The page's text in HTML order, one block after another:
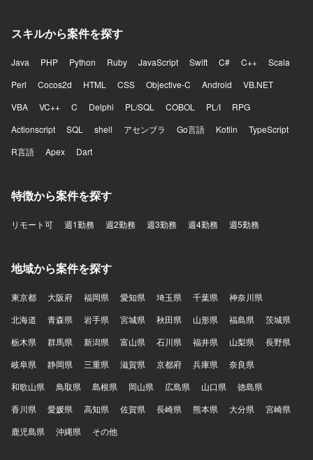
スキルから案件を探す
Java PHP Python Ruby JavaScript Swift C# C++
Scala
Perl
Cocos2d HTML CSS Objective-C Android
VB.NET
VBA
VC++ C Delphi PL/SQL COBOL PL/I
RPG
Actionscript
SQL shell アセンブラ Go言語 Kotlin
TypeScript
R言語
Apex Dart
特徴から案件を探す
リモート可 週1勤務 週2勤務 週3勤務 週4勤務 週5勤務
地域から案件を探す
東京都 大阪府 福岡県 愛知県 埼玉県 千葉県
神奈川県
北海道
青森県 岩手県 宮城県 秋田県 山形県 福島県
茨城県
栃木県
群馬県 新潟県 富山県 石川県 福井県 山梨県
長野県
岐阜県
静岡県 三重県 滋賀県 京都府 兵庫県
奈良県
和歌山県
鳥取県 島根県 岡山県 広島県 山口県
徳島県
香川県
愛媛県 高知県 佐賀県 長崎県 熊本県 大分県
宮崎県
鹿児島県
沖縄県 その他